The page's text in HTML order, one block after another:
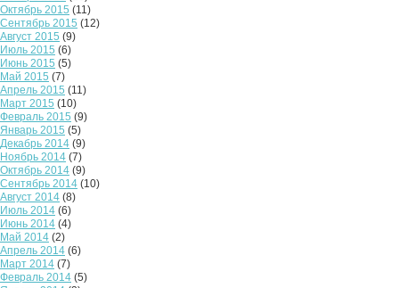
Октябрь 2015 (11)
Сентябрь 2015 (12)
Август 2015 (9)
Июль 2015 (6)
Июнь 2015 (5)
Май 2015 (7)
Апрель 2015 (11)
Март 2015 (10)
Февраль 2015 (9)
Январь 2015 (5)
Декабрь 2014 (9)
Ноябрь 2014 (7)
Октябрь 2014 (9)
Сентябрь 2014 (10)
Август 2014 (8)
Июль 2014 (6)
Июнь 2014 (4)
Май 2014 (2)
Апрель 2014 (6)
Март 2014 (7)
Февраль 2014 (5)